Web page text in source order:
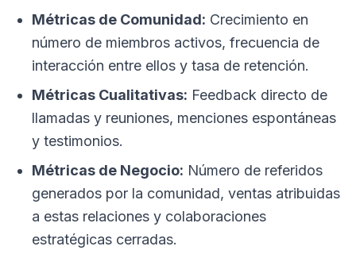
Métricas de Comunidad: Crecimiento en
número de miembros activos, frecuencia de
interacción entre ellos y tasa de retención.
Métricas Cualitativas: Feedback directo de
llamadas y reuniones, menciones espontáneas
y testimonios.
Métricas de Negocio: Número de referidos
generados por la comunidad, ventas atribuidas
a estas relaciones y colaboraciones
estratégicas cerradas.